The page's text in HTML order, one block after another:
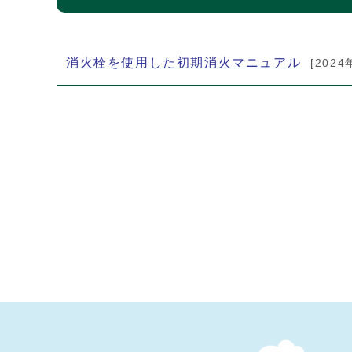
メインメニュー
消火栓を使用した初期消火マニュアル [2024